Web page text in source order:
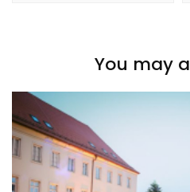
You may